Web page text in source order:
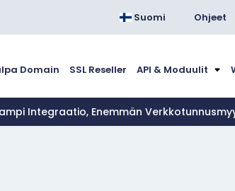
Suomi Ohjeet
Domain SSL Reseller API & Moduulit
Integraatio, Enemmän